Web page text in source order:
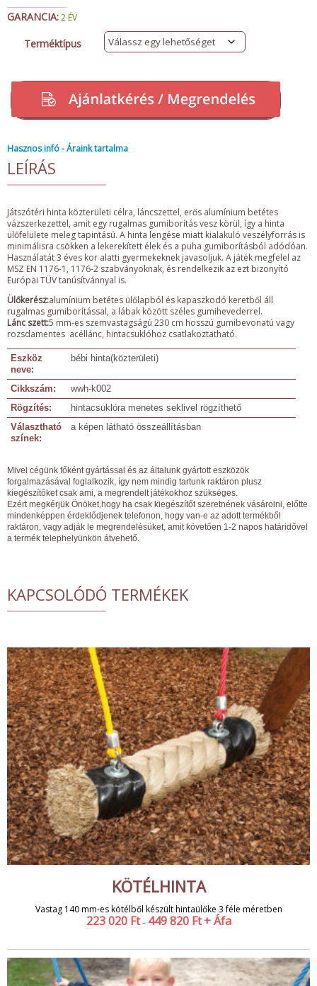
GARANCIA:2 ÉV
Terméktípus
Hasznos infó - Áraink tartalma
LEÍRÁS
Játszótéri hinta közterületi célra, láncszettel, erős alumínium betétes
vázszerkezettel, amit egy rugalmas gumiborítás vesz körül, így a hinta
ülőfelülete meleg tapintású. A hinta lengése miatt kialakuló veszélyforrás is
minimálisra csökken a lekerekített élek és a puha gumiborításból adódóan.
Használatát 3 éves kor alatti gyermekeknek javasoljuk. A játék megfelel az
MSZ EN 1176-1, 1176-2 szabványoknak, és rendelkezik az ezt bizonyító
Európai TÜV tanúsítvánnyal is.
Ülőkerész:alumínium betétes ülőlapból és kapaszkodó keretből áll
rugalmas gumiborítással, a lábak között széles gumihevederrel.
Lánc szett:5 mm-es szemvastagságú 230 cm hosszú gumibevonatú vagy
rozsdamentes acéllánc, hintacsuklóhoz csatlakoztatható.
Eszköz
neve:
bébi hinta(közterületi)
Cikkszám:
wwh-k002
Rögzítés:
hintacsuklóra menetes seklivel rögzíthető
Választható
színek:
a képen látható összeállításban
Mivel cégünk főként gyártással és az általunk gyártott eszközök
forgalmazásával foglalkozik, így nem mindig tartunk raktáron plusz
kiegészítőket csak ami, a megrendelt játékokhoz szükséges.
Ezért megkérjük Önöket,hogy ha csak kiegészítőt szeretnének vásárolni, előtte
mindenképpen érdeklődjenek telefonon, hogy van-e az adott termékből
raktáron, vagy adják le megrendelésüket, amit követően 1-2 napos határidővel
a termék telephelyünkön átvehető.
KAPCSOLÓDÓ TERMÉKEK
KÖTÉLHINTA
Vastag 140 mm-es kötélből készült hintaülőke 3 féle méretben
223 020 Ft – 449 820 Ft + Áfa